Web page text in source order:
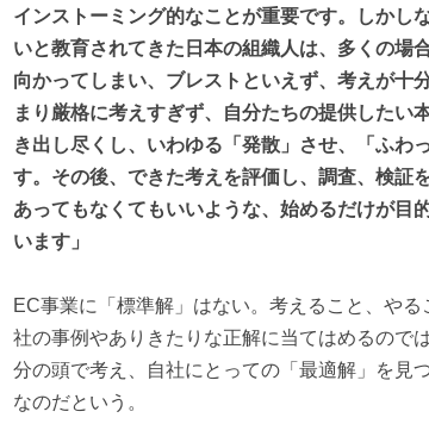
インストーミング的なことが重要です。しかし
いと教育されてきた日本の組織人は、多くの場
向かってしまい、ブレストといえず、考えが十
まり厳格に考えすぎず、自分たちの提供したい
き出し尽くし、いわゆる「発散」させ、「ふわ
す。その後、できた考えを評価し、調査、検証
あってもなくてもいいような、始めるだけが目
います」
EC事業に「標準解」はない。考えること、や
社の事例やありきたりな正解に当てはめるので
分の頭で考え、自社にとっての「最適解」を見
なのだという。